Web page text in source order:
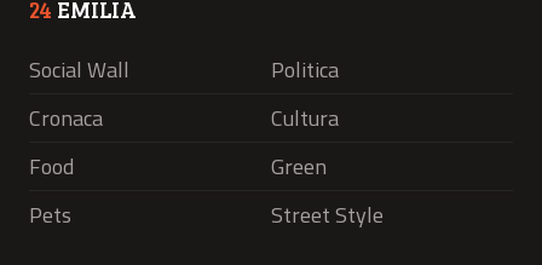
24 EMILIA
Social Wall
Politica
Cronaca
Cultura
Food
Green
Pets
Street Style